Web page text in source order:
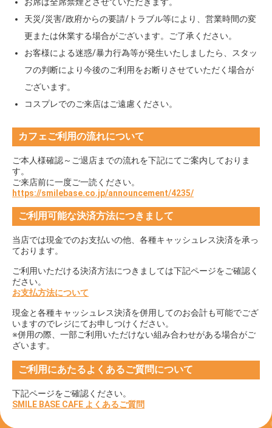
天災/災害/政府からの要請/トラブル等により、営業時間の変
更または休業する場合がございます。ご了承ください。
お客様による迷惑/暴力行為等が発生いたしましたら、スタッ
フの判断により今後のご利用をお断りさせていただく場合が
ございます。
コスプレでのご来店はご遠慮ください。
カフェご利用の流れについて
ご本人様確認～ご退店までの流れを下記にてご案内しておりま
す。
ご来店前に一度ご一読ください。
https://smilebase.co.jp/announcement/4235/
ご利用可能な決済方法につきまして
当店では現金でのお支払いの他、各種キャッシュレス決済を承っ
ております。
ご利用いただける決済方法につきましては下記ページをご確認く
ださい。
お支払方法について
現金と各種キャッシュレス決済を併用してのお会計も可能でござ
いますのでレジにてお申しつけください。
※併用の際、一部ご利用いただけない組み合わせがある場合がご
ざいます。
ご利用にあたるよくあるご質問について
下記ページをご確認ください。
SMILE BASE CAFE よくあるご質問